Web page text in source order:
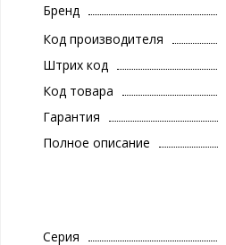
Бренд
Код производителя
Штрих код
Код товара
Гарантия
Полное описание
Серия